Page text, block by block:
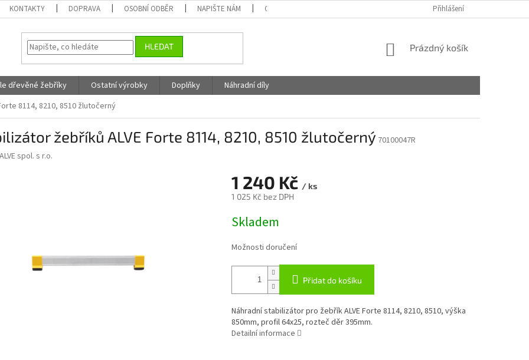
KONTAKTY DOPRAVA OSOBNÍ ODBĚR NAPIŠTE NÁM OBCHODNÍ PODMÍNKY PODMÍNKY OCHRANY OSOBNÍCH ÚDAJŮ
Přihlášení
HLEDAT
NÁKUPNÍ
Prázdný košík
dřevěné žebříky Ostatní výrobky Doplňky
Náhradní díly
8114, 8210, 8510 žlutočerný
žebříků ALVE Forte 8114, 8210, 8510 žlutočerný 70100047R
ALVE spol. s r.o.
1 240 Kč / ks
1 025 Kč bez DPH
cena:
Skladem
Možnosti doručení
Přidat do košíku
Náhradní stabilizátor pro žebřík ALVE Forte 8114, 8210, 8510, výška
850mm, profil 64x25, rozteč děr 395mm.
Detailní informace